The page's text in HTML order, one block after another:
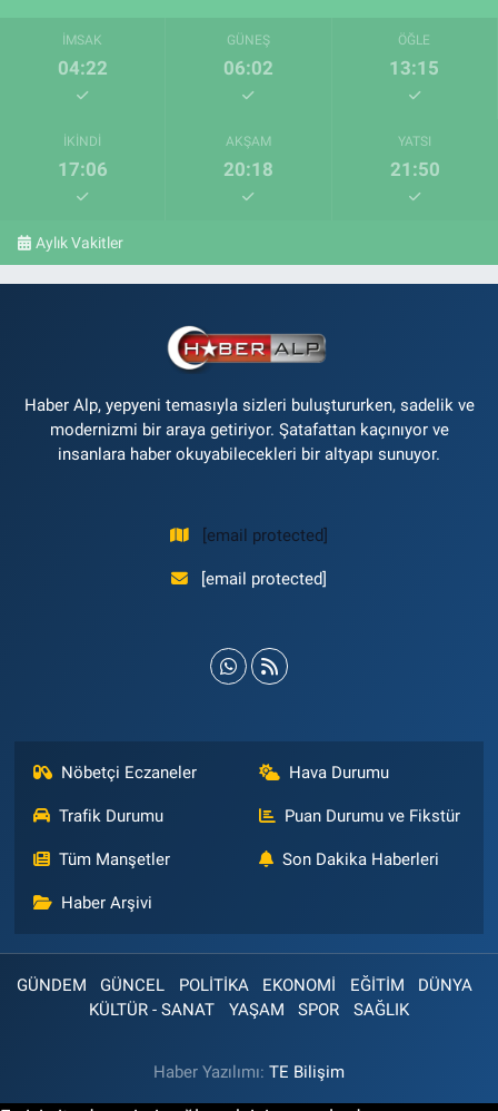
İMSAK
04:22
GÜNEŞ
06:02
ÖĞLE
13:15
İKINDI
17:06
AKŞAM
20:18
YATSI
21:50
Aylık Vakitler
Haber Alp, yepyeni temasıyla sizleri buluştururken, sadelik ve
modernizmi bir araya getiriyor. Şatafattan kaçınıyor ve
insanlara haber okuyabilecekleri bir altyapı sunuyor.
[email protected]
[email protected]
Nöbetçi Eczaneler Hava Durumu
Trafik Durumu Puan Durumu ve Fikstür
Tüm Manşetler Son Dakika Haberleri
Haber Arşivi
GÜNDEM GÜNCEL POLİTİKA EKONOMİ EĞİTİM
DÜNYA
KÜLTÜR - SANAT
YAŞAM SPOR SAĞLIK
Haber Yazılımı: TE Bilişim